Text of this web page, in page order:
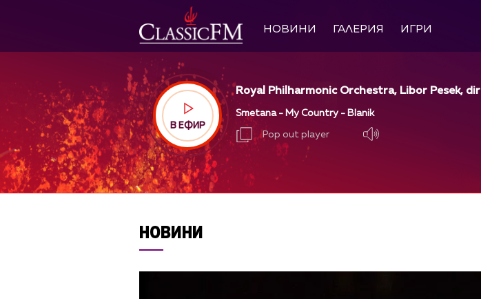
НОВИНИ ГАЛЕРИЯ ИГРИ
В ЕФИР
Royal Philharmonic Orchestra, Libor Pesek, dir
Smetana - My Country - Blanik
Pop out player
НОВИНИ